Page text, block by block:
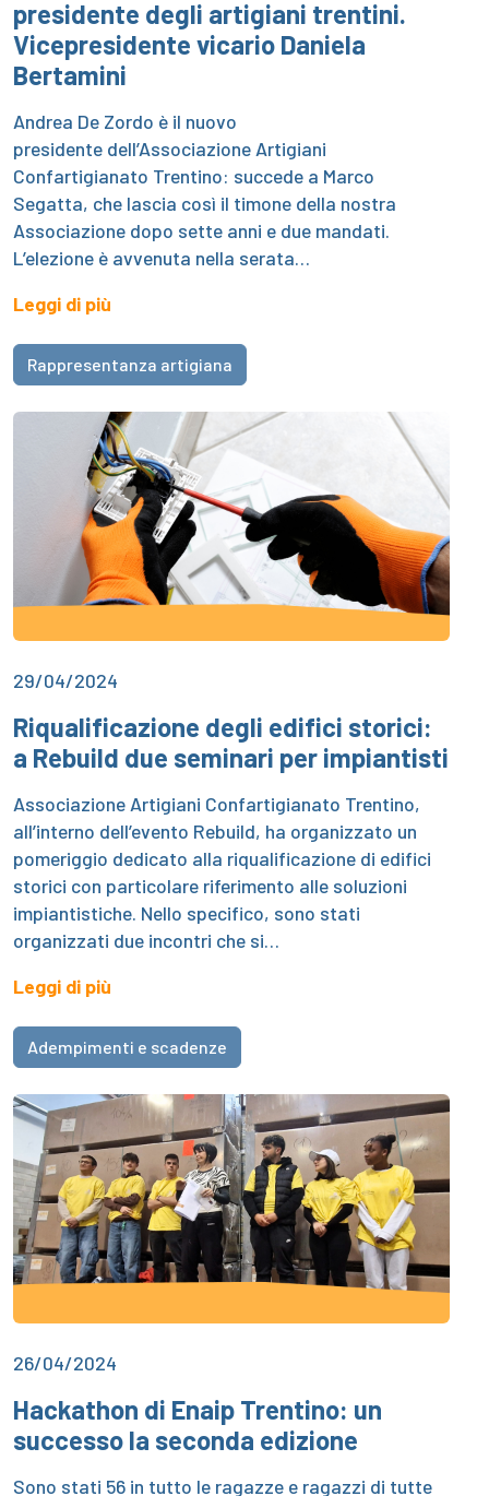
presidente degli artigiani trentini.
Vicepresidente vicario Daniela
Bertamini
Andrea De Zordo è il nuovo
presidente dell’Associazione Artigiani
Confartigianato Trentino: succede a Marco
Segatta, che lascia così il timone della nostra
Associazione dopo sette anni e due mandati.
L’elezione è avvenuta nella serata…
Leggi di più
Rappresentanza artigiana
29/04/2024
Riqualificazione degli edifici storici:
a Rebuild due seminari per impiantisti
Associazione Artigiani Confartigianato Trentino,
all’interno dell’evento Rebuild, ha organizzato un
pomeriggio dedicato alla riqualificazione di edifici
storici con particolare riferimento alle soluzioni
impiantistiche. Nello specifico, sono stati
organizzati due incontri che si…
Leggi di più
Adempimenti e scadenze
26/04/2024
Hackathon di Enaip Trentino: un
successo la seconda edizione
Sono stati 56 in tutto le ragazze e ragazzi di tutte